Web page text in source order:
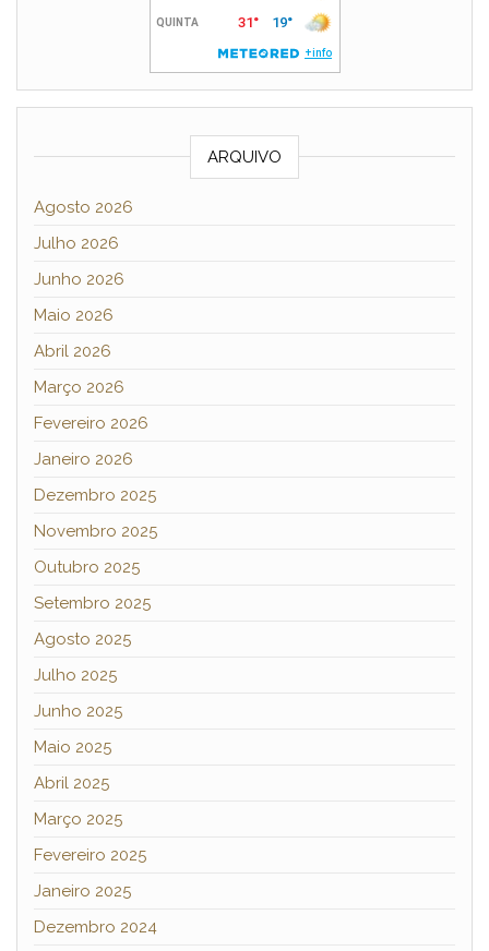
ARQUIVO
Agosto 2026
Julho 2026
Junho 2026
Maio 2026
Abril 2026
Março 2026
Fevereiro 2026
Janeiro 2026
Dezembro 2025
Novembro 2025
Outubro 2025
Setembro 2025
Agosto 2025
Julho 2025
Junho 2025
Maio 2025
Abril 2025
Março 2025
Fevereiro 2025
Janeiro 2025
Dezembro 2024